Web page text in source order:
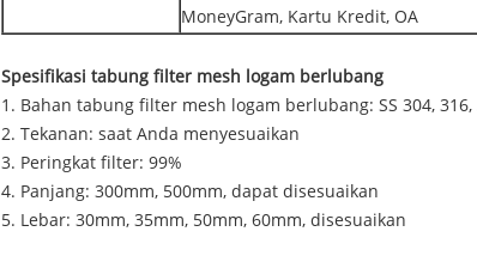
MoneyGram, Kartu Kredit, OA
Spesifikasi tabung filter mesh logam berlubang
1. Bahan tabung filter mesh logam berlubang: SS 304, 316,
2. Tekanan: saat Anda menyesuaikan
3. Peringkat filter: 99%
4. Panjang: 300mm, 500mm, dapat disesuaikan
5. Lebar: 30mm, 35mm, 50mm, 60mm, disesuaikan